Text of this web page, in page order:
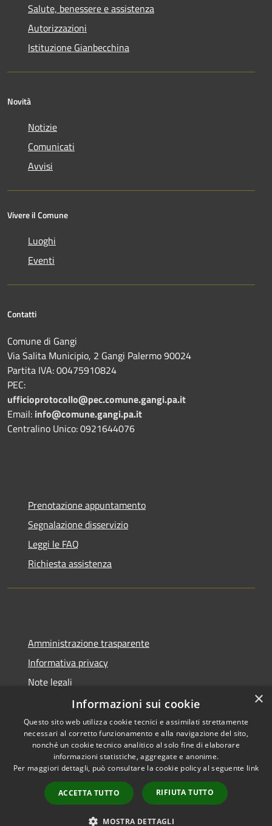
Salute, benessere e assistenza
Autorizzazioni
Istituzione Gianbecchina
Novità
Notizie
Comunicati
Avvisi
Vivere il Comune
Luoghi
Eventi
Contatti
Comune di Gangi
Via Salita Municipio, 2 Gangi Palermo 90024
Partita IVA: 00475910824
PEC:
ufficioprotocollo@pec.comune.gangi.pa.it
Email: info@comune.gangi.pa.it
Centralino Unico: 0921644076
Prenotazione appuntamento
Segnalazione disservizio
Leggi le FAQ
Richiesta assistenza
Amministrazione trasparente
Informativa privacy
Note legali
Dichiarazione di accessibilità
RSS
Accessibilità
Copyright © 2026 • Comune di
Municipium•
Accesso
redazione
×
Informazioni sui cookie
Questo sito web utilizza cookie tecnici e assimilati strettamente
necessari al corretto funzionamento e alla navigazione del sito,
nonché un cookie tecnico analitico al solo fine di elaborare
informazioni statistiche, aggregate e anonime.
Per maggiori dettagli, può consultare la cookie policy al seguente link
ACCETTA TUTTO RIFIUTA TUTTO
MOSTRA DETTAGLI